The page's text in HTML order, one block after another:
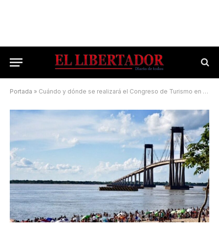
Portada » Cuándo y dónde se realizará el Congreso de Turismo en Corrientes